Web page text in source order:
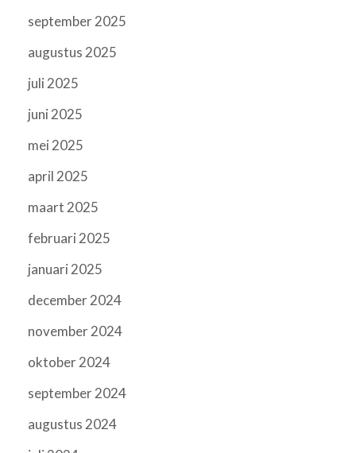
september 2025
augustus 2025
juli 2025
juni 2025
mei 2025
april 2025
maart 2025
februari 2025
januari 2025
december 2024
november 2024
oktober 2024
september 2024
augustus 2024